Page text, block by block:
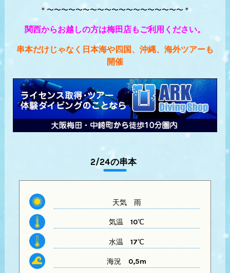
＊〜〜〜〜〜〜〜〜〜〜〜〜〜〜〜〜〜〜〜＊
関西からお越しの方は梅田店もご利用ください。
串本だけじゃなく日本海や四国、沖縄、海外ツアーも
開催
2/24の串本
天気雨
気温 10℃
水温 17℃
海況 0,5m